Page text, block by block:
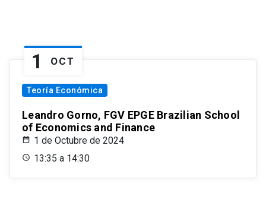
1 OCT
Teoría Económica
Leandro Gorno, FGV EPGE Brazilian School
of Economics and Finance
1 de Octubre de 2024
13:35 a 14:30